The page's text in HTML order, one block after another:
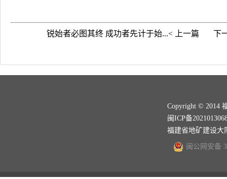
锐始者必图其终 成功者先计于始...< 上一篇 下
Copyright © 2014
闽ICP备
福建省地矿建设
闽公网安备